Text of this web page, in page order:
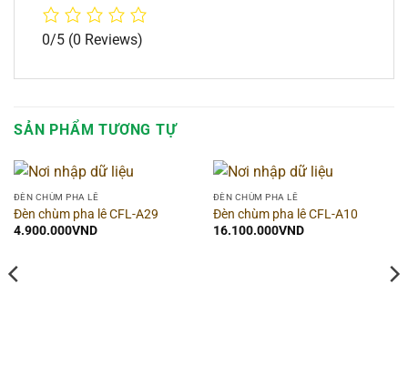
0/5 (0 Reviews)
SẢN PHẨM TƯƠNG TỰ
ĐÈN CHÙM PHA LÊ
Đèn chùm pha lê CFL-A29
4.900.000VND
ĐÈN CHÙM PHA LÊ
Đèn chùm pha lê CFL-A10
16.100.000VND